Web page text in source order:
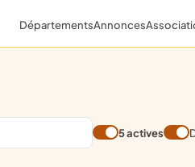
DépartementsAnnonces
5 actives